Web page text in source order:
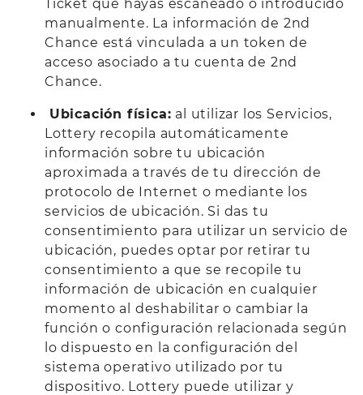
Ticket que hayas escaneado o introducido
manualmente. La información de 2nd
Chance está vinculada a un token de
acceso asociado a tu cuenta de 2nd
Chance.
Ubicación física: al utilizar los Servicios,
Lottery recopila automáticamente
información sobre tu ubicación
aproximada a través de tu dirección de
protocolo de Internet o mediante los
servicios de ubicación. Si das tu
consentimiento para utilizar un servicio de
ubicación, puedes optar por retirar tu
consentimiento a que se recopile tu
información de ubicación en cualquier
momento al deshabilitar o cambiar la
función o configuración relacionada según
lo dispuesto en la configuración del
sistema operativo utilizado por tu
dispositivo. Lottery puede utilizar y